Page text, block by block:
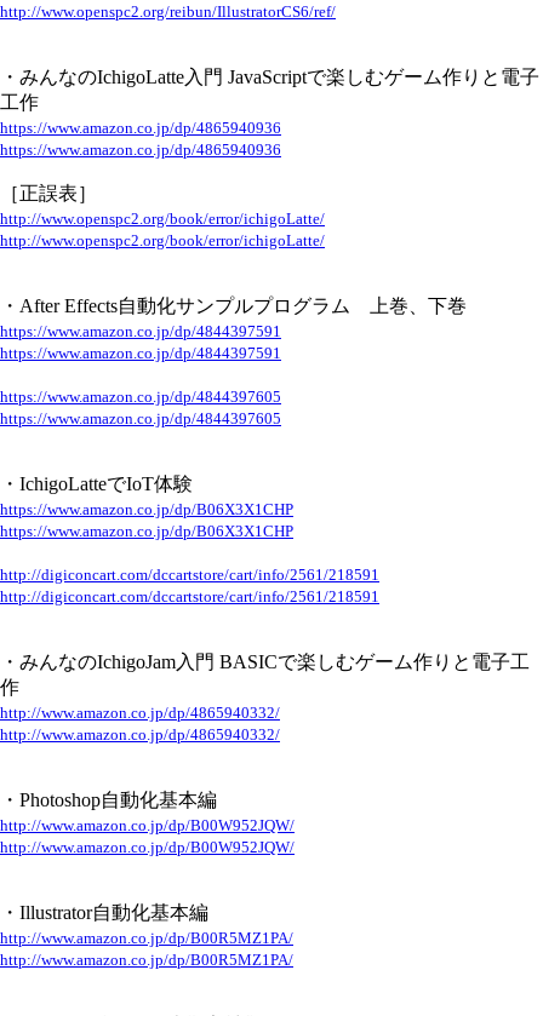
http://www.openspc2.org/reibun/IllustratorCS6/ref/
・みんなのIchigoLatte入門 JavaScriptで楽しむゲーム作りと電子
工作
https://www.amazon.co.jp/dp/4865940936
https://www.amazon.co.jp/dp/4865940936
［正誤表］
http://www.openspc2.org/book/error/ichigoLatte/
http://www.openspc2.org/book/error/ichigoLatte/
・After Effects自動化サンプルプログラム 上巻、下巻
https://www.amazon.co.jp/dp/4844397591
https://www.amazon.co.jp/dp/4844397591
https://www.amazon.co.jp/dp/4844397605
https://www.amazon.co.jp/dp/4844397605
・IchigoLatteでIoT体験
https://www.amazon.co.jp/dp/B06X3X1CHP
https://www.amazon.co.jp/dp/B06X3X1CHP
http://digiconcart.com/dccartstore/cart/info/2561/218591
http://digiconcart.com/dccartstore/cart/info/2561/218591
・みんなのIchigoJam入門 BASICで楽しむゲーム作りと電子工
作
http://www.amazon.co.jp/dp/4865940332/
http://www.amazon.co.jp/dp/4865940332/
・Photoshop自動化基本編
http://www.amazon.co.jp/dp/B00W952JQW/
http://www.amazon.co.jp/dp/B00W952JQW/
・Illustrator自動化基本編
http://www.amazon.co.jp/dp/B00R5MZ1PA/
http://www.amazon.co.jp/dp/B00R5MZ1PA/